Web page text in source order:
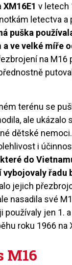
XM16E1 v letech
letectva a
puška
a ve velké míře
na M16
terénu se
ale ukázalo
dětské
i
do
vybojovaly řadu
jejich
nasadila své
používaly jen 1.
roku 1966 na
M16